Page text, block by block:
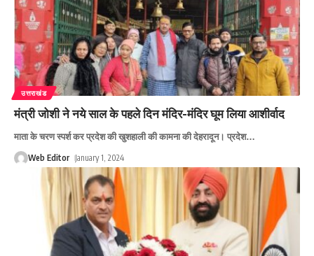
उत्तराखंड
मंत्री जोशी ने नये साल के पहले दिन मंदिर-मंदिर घूम लिया आशीर्वाद
माता के चरण स्पर्श कर प्रदेश की खुशहाली की कामना की देहरादून। प्रदेश…
Web Editor January 1, 2024